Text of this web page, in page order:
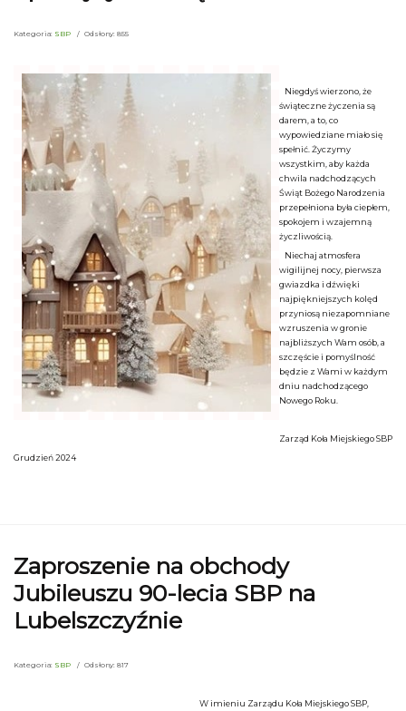
Kategoria: SBP Odsłony: 855
Niegdyś wierzono, że
świąteczne życzenia są
darem, a to, co
wypowiedziane miało się
spełnić. Życzymy
wszystkim, aby każda
chwila nadchodzących
Świąt Bożego Narodzenia
przepełniona była ciepłem,
spokojem i wzajemną
życzliwością.
Niechaj atmosfera
wigilijnej nocy, pierwsza
gwiazdka i dźwięki
najpiękniejszych kolęd
przyniosą niezapomniane
wzruszenia w gronie
najbliższych Wam osób, a
szczęście i pomyślność
będzie z Wami w każdym
dniu nadchodzącego
Nowego Roku.
Zarząd Koła Miejskiego SBP
Grudzień 2024
Zaproszenie na obchody
Jubileuszu 90-lecia SBP na
Lubelszczyźnie
Kategoria: SBP Odsłony: 817
W imieniu Zarządu Koła Miejskiego SBP,